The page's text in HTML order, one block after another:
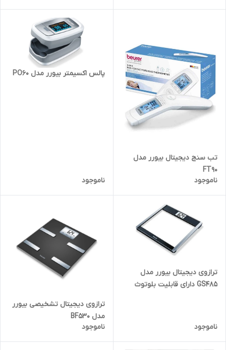
تب سنج دیجیتال بیورر مدل
FT90
ناموجود
پالس اکسیمتر بیورر مدل PO60
ناموجود
ترازوی دیجیتال بیورر مدل
GS485 دارای قابلیت بلوتوث
ناموجود
ترازوی دیجیتال تشخیصی بیورر
مدل BF530
ناموجود